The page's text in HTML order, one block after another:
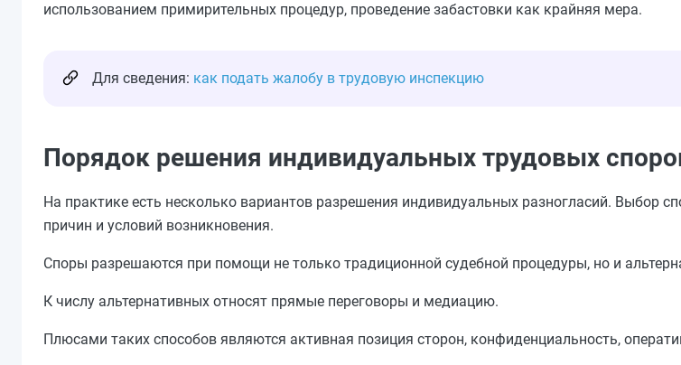
использованием примирительных процедур, проведение забастовки как крайняя мера.
Для сведения: как подать жалобу в трудовую инспекцию
Порядок решения индивидуальных трудовых
На практике есть несколько вариантов разрешения индивидуальных разногласий. Выбор
причин и условий возникновения.
Споры разрешаются при помощи не только традиционной судебной процедуры, но и
К числу альтернативных относят прямые переговоры и медиацию.
Плюсами таких способов являются активная позиция сторон, конфиденциальность,